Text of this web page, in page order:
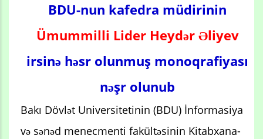
BDU-nun kafedra müdirinin
Ümummilli Lider Heydər Əliyev
irsinə həsr olunmuş monoqrafiyası
nəşr olunub
Bakı Dövlət Universitetinin (BDU) İnformasiya
və sənəd menecmenti fakültəsinin Kitabxana-